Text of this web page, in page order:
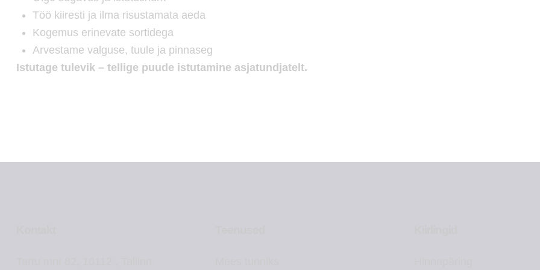
Töö kiiresti ja ilma risustamata aeda
Kogemus erinevate sortidega
Arvestame valguse, tuule ja pinnaseg
Istutage tulevik – tellige puude istutamine asjatundjatelt.